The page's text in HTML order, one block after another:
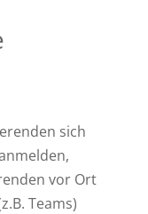
sich
vor Ort
Teams)